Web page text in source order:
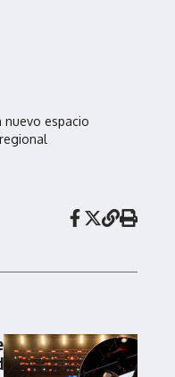
nuevo espacio